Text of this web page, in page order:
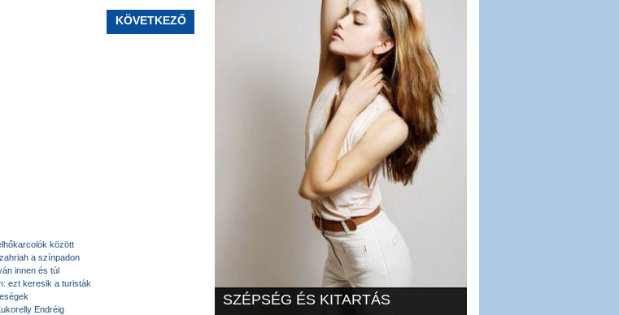
KÖVETKEZŐ
között
a színpadon
innen és túl
ezt keresik a turisták
Endréig
SZÉPSÉG ÉS KITARTÁS